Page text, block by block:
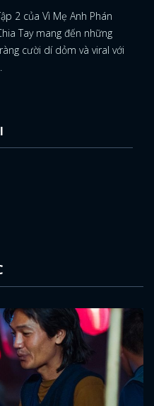
2 của Vì Mẹ Anh Phán
Tay mang đến những
cười dí dỏm và viral với